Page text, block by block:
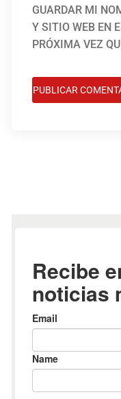
GUARDAR MI
Y SITIO WEB EN
PRÓXIMA VEZ